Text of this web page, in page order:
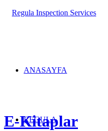
ANASAYFA
REGULA
E-Kitaplar